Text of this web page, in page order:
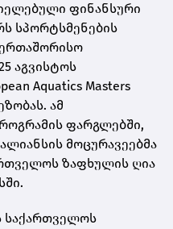
ფინანსური
სპორტსმენების
აგვისტოს
Aquatics Masters
ამ
ფარგლებში,
მოცურავეებმა
ზაფხულის ღია
საქართველოს